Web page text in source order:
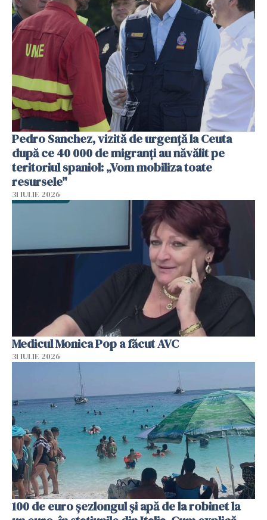
Pedro Sanchez, vizită de urgență la Ceuta
după ce 40 000 de migranți au năvălit pe
teritoriul spaniol: „Vom mobiliza toate
resursele"
31 IULIE 2026
Medicul Monica Pop a făcut AVC
31 IULIE 2026
100 de euro șezlongul și apă de la robinet la